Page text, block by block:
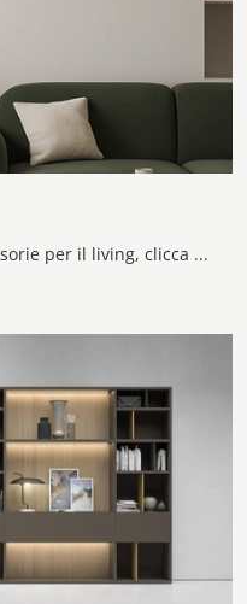
Se sei alla ricerca di librerie divisorie per il living, clicca e scopri le nostre soluzioni moderne: il modello Numero Contenitore Voltan ti attende!